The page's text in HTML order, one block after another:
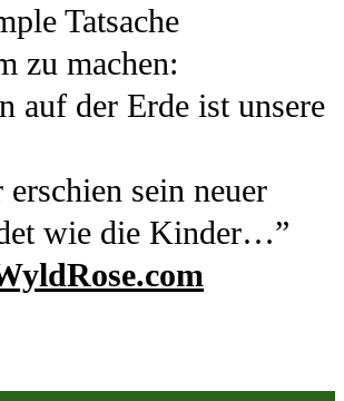
Tatsache
zu machen:
auf der Erde ist unsere
sein neuer
wie die Kinder…”